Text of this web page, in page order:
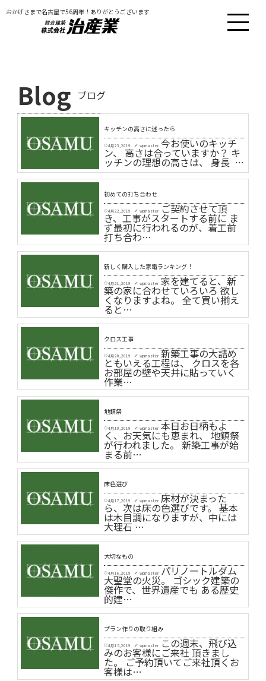
おかげさまで名古屋で56周年！ありがとうございます
Blog ブログ
キッチンの高さに迷ったら
schedule 4月 23, 2019 create wpmaster 今お使いのキッチ
ン、 高さは合っていますか？ キ
ッチンの理想の高さは、 身長 …
初めての打ち合わせ
schedule 4月 22, 2019 create wpmaster ご契約させて頂
き、工事がスタートする前に ま
ず最初に行われるのが、着工前
打ち合わ…
新しく購入した家電ランキング！
schedule 4月 21, 2019 create wpmaster 家を建てると、新
築の家に合わせていろいろ 欲し
くなりますよね。 全て買い揃え
ると…
クロス工事
schedule 4月 20, 2019 create wpmaster 新築工事の大詰め
ともいえる工程は、 クロスを各
お部屋の壁や天井に貼っていく
作業…
地鎮祭
schedule 4月 19, 2019 create wpmaster 本日お日柄もよ
く、お天気にも恵まれ、 地鎮祭
が行われました。 新築工事が始
まる前…
床色選び
schedule 4月 17, 2019 create wpmaster 床材が決まった
ら、次は床の色選びです。 基本
は木目調になりますが、中には
大理石 …
大切なもの
schedule 4月 16, 2019 create wpmaster パリノートルダム
大聖堂の火災。 ゴシック建築の
傑作で、世界遺産でも ある歴史
的建…
プラン作りの取り組み
schedule 4月 15, 2019 create wpmaster この週末、飛び込
みのお客様にご来社 頂きまし
た。 ご予約頂いてご来社頂くお
客様は…